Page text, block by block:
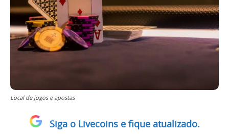
Local de jogos e apostas
Siga o Livecoins e fique atualizado.